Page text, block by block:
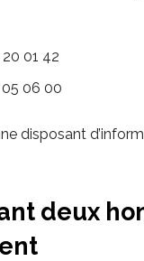
01 42
06 00
disposant
deux